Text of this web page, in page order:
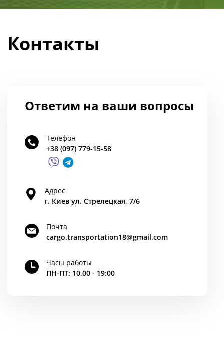
Контакты
Ответим на ваши вопросы
Телефон
+38 (097) 779-15-58
Адрес
г. Киев ул. Стрелецкая, 7/6
Почта
cargo.transportation18@gmail.com
Часы работы
ПН-ПТ: 10.00 - 19:00